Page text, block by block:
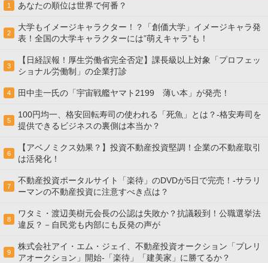
1 あなたの順位は世界で何番？
2
大学もイメージキャラクター！？「創価大学」イメージキャラ発
表！全国の大学キャラクターには”萌えキャラ”も！
3
【日経誤報！厚生労働省完全否定】課長級以上対象「プロフェッ
ショナル労働制」の企業打診
4 田中圭一氏の「宇宙戦艦ヤマト2199 薄い本」が発売！
5
100円均一、格安回転寿司の使われる「死魚」とは？-格安寿司を
提供できるビジネスの裏側は本当か？
6
【アベノミクス効果？】投資不動産投資堅調！企業の不動産取引
は活発化！
7
不動産投資ポータルサイト「楽待」のDVDが5日で完売！-サラリ
ーマンの不動産投資に注意すべき点は？
8
ワタミ・渡辺美樹元会長の公認は失敗か？抗議殺到！公職選挙法
違反？－自民党も内部にも反発の声が
9
株式会社アイ・エム・ジェイ、不動産投資オークション「プレリ
アオークション」開始-「楽待」「建美家」に勝てるか？